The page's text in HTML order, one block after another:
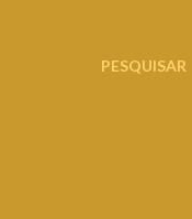
PESQUISAR